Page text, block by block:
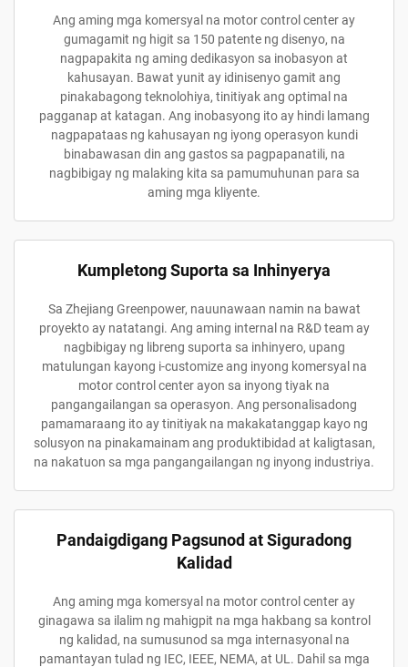
Ang aming mga komersyal na motor control center ay
gumagamit ng higit sa 150 patente ng disenyo, na
nagpapakita ng aming dedikasyon sa inobasyon at
kahusayan. Bawat yunit ay idinisenyo gamit ang
pinakabagong teknolohiya, tinitiyak ang optimal na
pagganap at katagan. Ang inobasyong ito ay hindi lamang
nagpapataas ng kahusayan ng iyong operasyon kundi
binabawasan din ang gastos sa pagpapanatili, na
nagbibigay ng malaking kita sa pamumuhunan para sa
aming mga kliyente.
Kumpletong Suporta sa Inhinyerya
Sa Zhejiang Greenpower, nauunawaan namin na bawat
proyekto ay natatangi. Ang aming internal na R&D team ay
nagbibigay ng libreng suporta sa inhinyero, upang
matulungan kayong i-customize ang inyong komersyal na
motor control center ayon sa inyong tiyak na
pangangailangan sa operasyon. Ang personalisadong
pamamaraang ito ay tinitiyak na makakatanggap kayo ng
solusyon na pinakamainam ang produktibidad at kaligtasan,
na nakatuon sa mga pangangailangan ng inyong industriya.
Pandaigdigang Pagsunod at Siguradong
Kalidad
Ang aming mga komersyal na motor control center ay
ginagawa sa ilalim ng mahigpit na mga hakbang sa kontrol
ng kalidad, na sumusunod sa mga internasyonal na
pamantayan tulad ng IEC, IEEE, NEMA, at UL. Dahil sa mga